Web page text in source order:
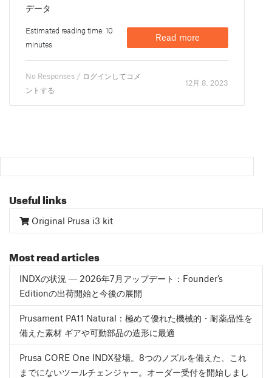
データ
Estimated reading time: 10
minutes
Read more
No Responses / ログインしてコメ
ントする
12月 8. 2023
Useful links
Original Prusa i3 kit
Most read articles
INDXの状況 ― 2026年7月アップデート：Founder’s
Editionの出荷開始と今後の展開
Prusament PA11 Natural：極めて優れた機械的・耐薬品性を
備えた素材 ギアや可動部品の造形に最適
Prusa CORE One INDX登場。8つのノズルを備えた、これ
までにないツールチェンジャー。オーダー受付を開始しまし